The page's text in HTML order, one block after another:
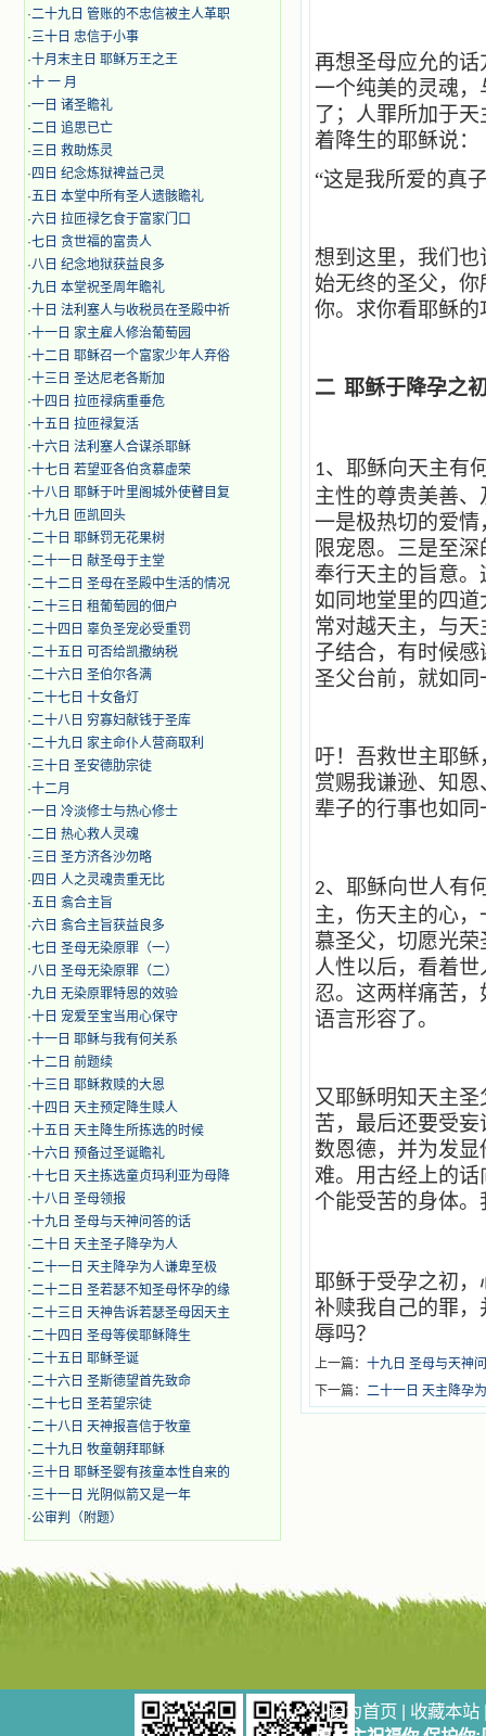
·二十九日 管账的不忠信被主人革职
·三十日 忠信于小事
·十月末主日 耶稣万王之王
·十 一 月
·一日 诸圣瞻礼
·二日 追思已亡
·三日 救助炼灵
· 四日 纪念炼狱裨益己灵
·五日 本堂中所有圣人遗骸瞻礼
·六日 拉匝禄乞食于富家门口
·七日 贪世福的富贵人
·八日 纪念地狱获益良多
·九日 本堂祝圣周年瞻礼
·十日 法利塞人与收税员在圣殿中祈
·十一日 家主雇人修治葡萄园
·十二日 耶稣召一个富家少年人弃俗
·十三日 圣达尼老各斯加
·十四日 拉匝禄病重垂危
·十五日 拉匝禄复活
·十六日 法利塞人合谋杀耶稣
·十七日 若望亚各伯贪慕虚荣
·十八日 耶稣于叶里阁城外使瞽目复
·十九日 匝凯回头
·二十日 耶稣罚无花果树
·二十一日 献圣母于主堂
·二十二日 圣母在圣殿中生活的情况
·二十三日 租葡萄园的佃户
·二十四日 辜负圣宠必受重罚
·二十五日 可否给凯撒纳税
·二十六日 圣伯尔各满
·二十七日 十女备灯
·二十八日 穷寡妇献钱于圣库
·二十九日 家主命仆人营商取利
·三十日 圣安德肋宗徒
·十二月
·​一日 冷淡修士与热心修士
·二日 热心救人灵魂
·三日 圣方济各沙勿略
· 四日 人之灵魂贵重无比
·五日 翕合主旨
·六日 翕合主旨获益良多
·七日 圣母无染原罪（一）
·八日 圣母无染原罪（二）
·九日 无染原罪特恩的效验
·十日 宠爱至宝当用心保守
·十一日 耶稣与我有何关系
·十二日 前题续
·十三日 耶稣救赎的大恩
·十四日 天主预定降生赎人
·十五日 天主降生所拣选的时候
·十六日 预备过圣诞瞻礼
·十七日 天主拣选童贞玛利亚为母降
·十八日 圣母领报
·十九日 圣母与天神问答的话
·二十日 天主圣子降孕为人
·二十一日 天主降孕为人谦卑至极
·二十二日 圣若瑟不知圣母怀孕的缘
·二十三日 天神告诉若瑟圣母因天主
·二十四日 圣母等侯耶稣降生
·二十五日 耶稣圣诞
·二十六日 圣斯德望首先致命
·二十七日 圣若望宗徒
·二十八日 天神报喜信于牧童
·二十九日 牧童朝拜耶稣
·三十日 耶稣圣婴有孩童本性自来的
·三十一日 光阴似箭又是一年
·公审判（附题）
再想圣母应允的
一个纯美的灵魂
了；人罪所加于
着降生的耶稣说：
“这是我所爱的真
想到这里，我们
始无终的圣父，
你。求你看耶稣
二 耶稣于降孕之
1、耶稣向天主有
主性的尊贵美善
一是极热切的爱
限宠恩。三是至
奉行天主的旨意
如同地堂里的四
常对越天主，与
子结合，有时候
圣父台前，就如
吁！吾救世主耶
赏赐我谦逊、知
辈子的行事也如
2、耶稣向世人有
主，伤天主的心
慕圣父，切愿光
人性以后，看着
忍。这两样痛苦
语言形容了。
又耶稣明知天主
苦，最后还要受
数恩德，并为发
难。用古经上的话
个能受苦的身体。
耶稣于受孕之初
补赎我自己的罪
辱吗？
上一篇： 十九日 圣母与天神
下一篇： 二十一日 天主降孕
设为首页 | 收藏本站